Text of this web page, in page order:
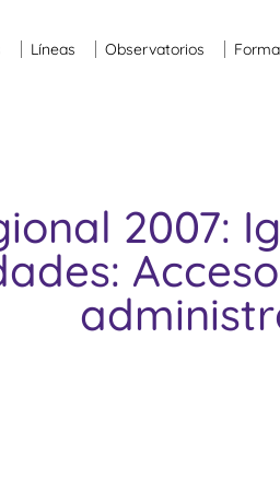
Líneas Observatorios
2007: